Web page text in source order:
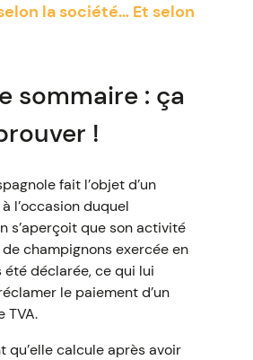
la société… Et selon
sommaire : ça
!
fait l’objet d’un
l’occasion duquel
s’aperçoit que son activité
champignons exercée en
été déclarée, ce qui lui
le paiement d’un
TVA.
qu’elle calcule après avoir